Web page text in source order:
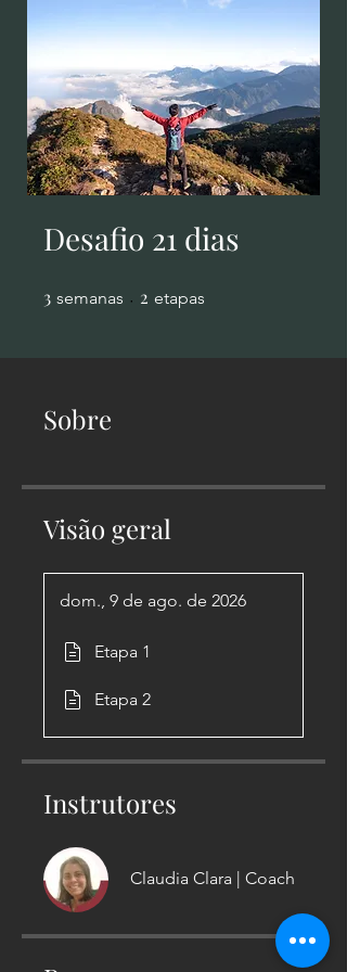
Desafio 21 dias
3 semanas 2 etapas
Sobre
Visão geral
dom., 9 de ago. de 2026
Etapa 1
Etapa 2
Instrutores
Claudia Clara | Coach